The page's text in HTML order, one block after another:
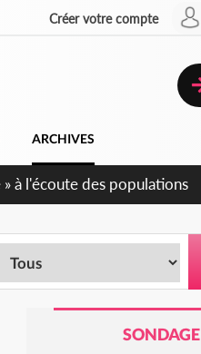
Créer votre compte
ARCHIVES
SONDAGE